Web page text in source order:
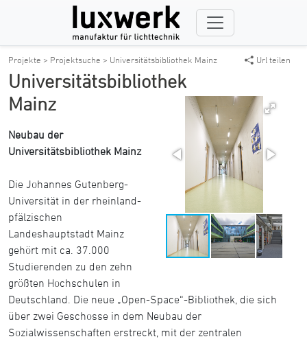
Projekte > Projektsuche > Universitätsbibliothek Mainz Url teilen
Universitätsbibliothek
Mainz
Neubau der
Universitätsbibliothek Mainz
Die Johannes Gutenberg-
Universität in der rheinland-
pfälzischen
Landeshauptstadt Mainz
gehört mit ca. 37.000
Studierenden zu den zehn
größten Hochschulen in
Deutschland. Die neue „Open-Space“-Bibliothek, die sich
über zwei Geschosse in dem Neubau der
Sozialwissenschaften erstreckt, mit der zentralen